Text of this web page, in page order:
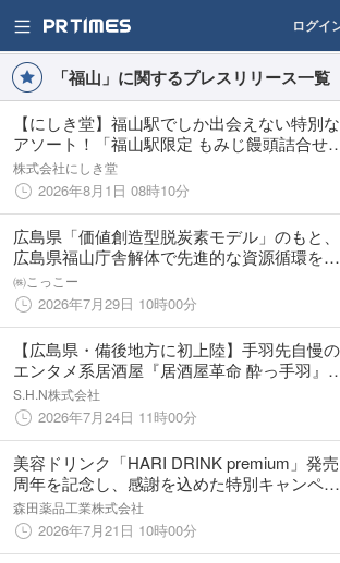
ログイ
「福山」に関するプレスリリース一覧
【にしき堂】福山駅でしか出会えない特別な
アソート！「福山駅限定 もみじ饅頭詰合せ
が8月1日より新登場
株式会社にしき堂
2026年8月1日 08時10分
広島県「価値創造型脱炭素モデル」のもと、
広島県福山庁舎解体で先進的な資源循環を構
築
㈱こっこー
2026年7月29日 10時00分
【広島県・備後地方に初上陸】手羽先自慢の
エンタメ系居酒屋『居酒屋革命 酔っ手羽』
8月1日（土）に福山駅前にオープン！当日は
生ビールが1円！
S.H.N株式会社
2026年7月24日 11時00分
美容ドリンク「HARI DRINK premium」発
周年を記念し、感謝を込めた特別キャンペー
ンを7月25日よりスタート
森田薬品工業株式会社
2026年7月21日 10時00分